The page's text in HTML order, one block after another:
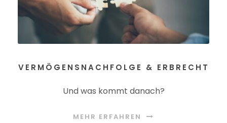
VERMÖGENSNACHFOLGE & ERBRECHT
Und was kommt danach?
MEHR ERFAHREN